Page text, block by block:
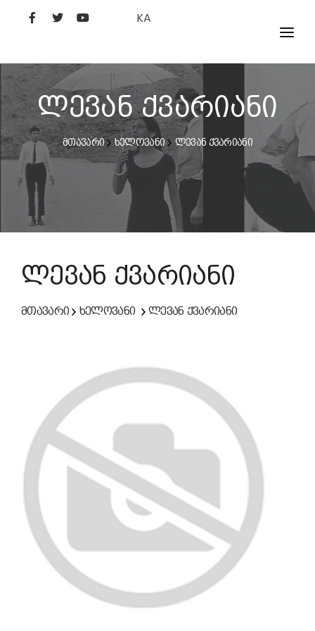
KA
ᲤᲘᲚᲛᲔᲑᲘ
ᲮᲔᲚᲝᲕᲐᲜᲘ
ᲙᲘᲜᲝᲡᲢᲣᲓᲘᲐ
ᲙᲘᲜᲝᲐᲙᲐᲓᲔᲛᲘᲐ
ლევან ქვარიანი
მთავარი ხელოვანი ლევან ქვარიანი
ლევან ქვარიანი
მთავარი ხელოვანი ლევან ქვარიანი